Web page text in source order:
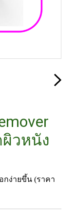
วหนัง
ง่ายขึ้น (ราคา